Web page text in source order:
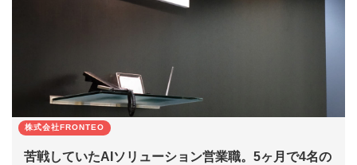
株式会社FRONTEO
苦戦していたAIソリューション営業職。5ヶ月で4名の